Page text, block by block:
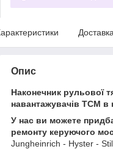
Доставка
Опис
Наконечник рульової
навантажувачів TCM в
У нас ви можете
ремонту керуючого
Jungheinrich - Hyster -